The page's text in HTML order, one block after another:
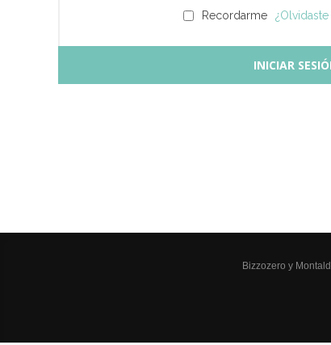
Recordarme
Bizzozero y